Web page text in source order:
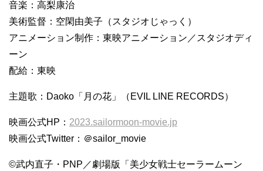
音楽：高梨康治
美術監督：空閑由美子（スタジオじゃっく）
アニメーション制作：東映アニメーション／スタジオディ
ーン
配給：東映
主題歌：Daoko「月の花」（EVIL LINE RECORDS）
映画公式HP： 2023.sailormoon-movie.jp
映画公式Twitter：＠sailor_movie
©武内直子・PNP／劇場版「美少女戦士セーラームーン